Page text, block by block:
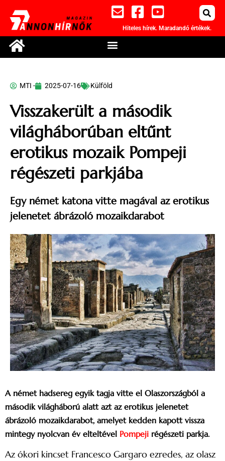
Hiteles hírek. Maradandó értékek.
MTI - 2025-07-16 Külföld
Visszakerült a második
világháborúban eltűnt
erotikus mozaik Pompeji
régészeti parkjába
Egy német katona vitte magával az erotikus
jelenetet ábrázoló mozaikdarabot
A német hadsereg egyik tagja vitte el Olaszországból a
második világháború alatt azt az erotikus jelenetet
ábrázoló mozaikdarabot, amelyet kedden kapott vissza
mintegy nyolcvan év elteltével Pompeji régészeti parkja.
Az ókori kincset Francesco Gargaro ezredes, az olasz